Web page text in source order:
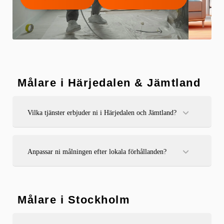
Målare i Härjedalen & Jämtland
Vilka tjänster erbjuder ni i Härjedalen och Jämtland?
Fasadmålning, invändig målning, tapetsering och
Sveg, Vemdalen, Björnrike, Klövsjö, Funäsdalen, Lofsdalen
Anpassar ni målningen efter lokala förhållanden?
Ja, vi anpassar våra målartjänster efter klimat och
Målare i Stockholm